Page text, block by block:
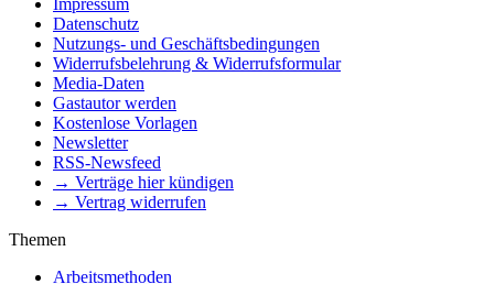
Datenschutz
Nutzungs- und Geschäftsbedingungen
Widerrufsbelehrung & Widerrufsformular
Media-Daten
Gastautor werden
Kostenlose Vorlagen
Newsletter
RSS-Newsfeed
→ Verträge hier kündigen
→ Vertrag widerrufen
Themen
Arbeitsmethoden